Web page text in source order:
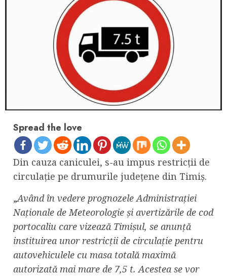
Spread the love
Din cauza caniculei, s-au impus restricții de
circulație pe drumurile județene din Timiș.
„Având în vedere prognozele Administrației
Naționale de Meteorologie și avertizările de cod
portocaliu care vizează Timișul, se anunță
instituirea unor restricții de circulație pentru
autovehiculele cu masa totală maximă
autorizată mai mare de 7,5 t. Acestea se vor